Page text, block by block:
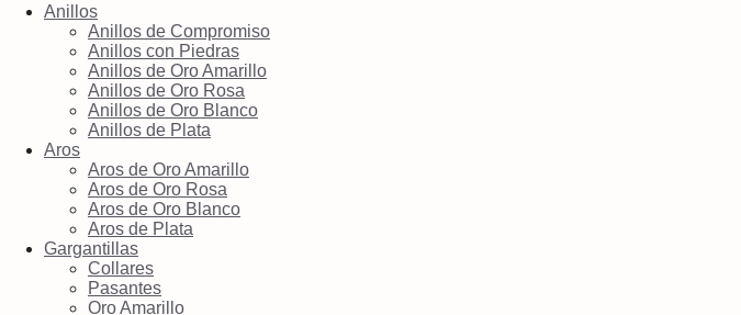
Anillos
Anillos de Compromiso
Anillos con Piedras
Anillos de Oro Amarillo
Anillos de Oro Rosa
Anillos de Oro Blanco
Anillos de Plata
Aros
Aros de Oro Amarillo
Aros de Oro Rosa
Aros de Oro Blanco
Aros de Plata
Gargantillas
Collares
Pasantes
Oro Amarillo